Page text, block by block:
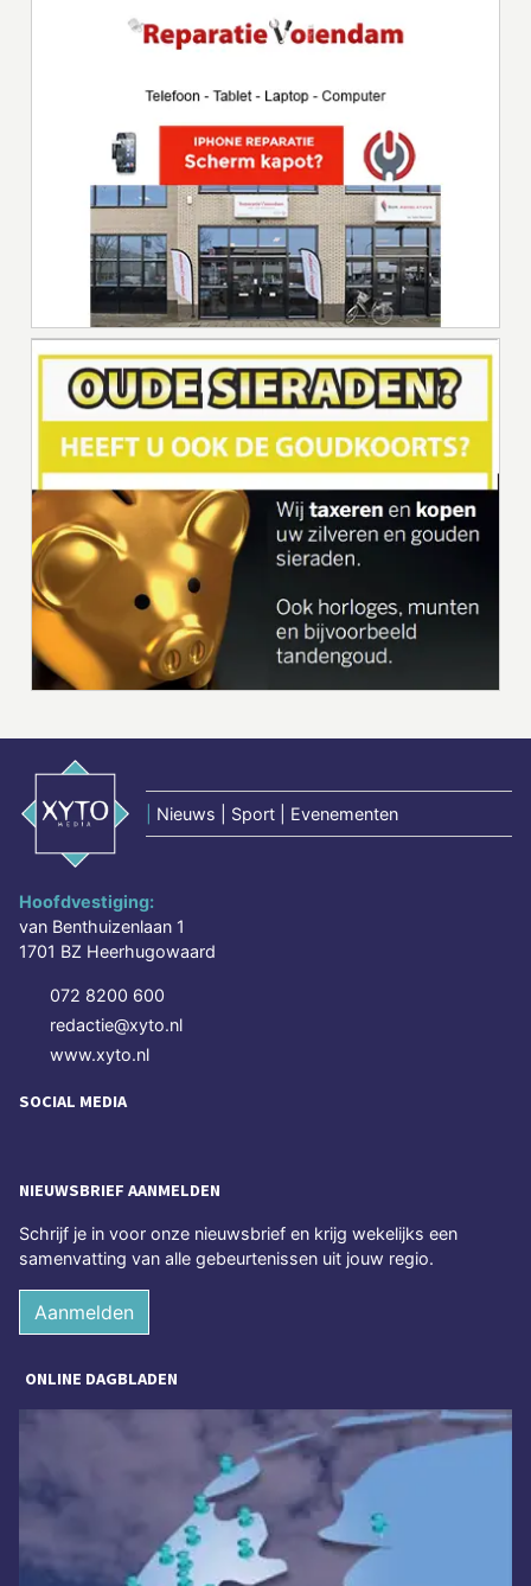
Nieuws | Sport | Evenementen
Hoofdvestiging:
van Benthuizenlaan 1
1701 BZ Heerhugowaard
072 8200 600
redactie@xyto.nl
www.xyto.nl
SOCIAL MEDIA
NIEUWSBRIEF AANMELDEN
Schrijf je in voor onze nieuwsbrief en krijg wekelijks een
samenvatting van alle gebeurtenissen uit jouw regio.
Aanmelden
ONLINE DAGBLADEN